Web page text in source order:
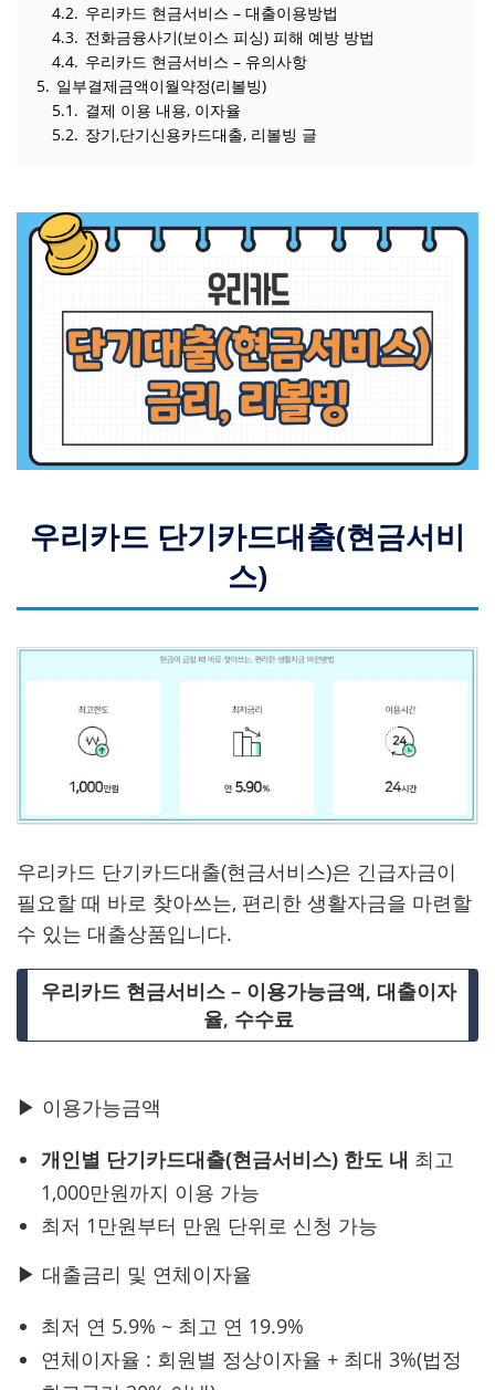
4.2. 우리카드 현금서비스 – 대출이용방법
4.3. 전화금융사기(보이스 피싱) 피해 예방 방법
4.4. 우리카드 현금서비스 – 유의사항
5. 일부결제금액이월약정(리볼빙)
5.1. 결제 이용 내용, 이자율
5.2. 장기,단기신용카드대출, 리볼빙 글
우리카드 단기카드대출(현금서비
스)
우리카드 단기카드대출(현금서비스)은 긴급자금이
필요할 때 바로 찾아쓰는, 편리한 생활자금을 마련할
수 있는 대출상품입니다.
우리카드 현금서비스 – 이용가능금액, 대출이자
율, 수수료
▶ 이용가능금액
개인별 단기카드대출(현금서비스) 한도 내 최고
1,000만원까지 이용 가능
최저 1만원부터 만원 단위로 신청 가능
▶ 대출금리 및 연체이자율
최저 연 5.9% ~ 최고 연 19.9%
연체이자율 : 회원별 정상이자율 + 최대 3%(법정